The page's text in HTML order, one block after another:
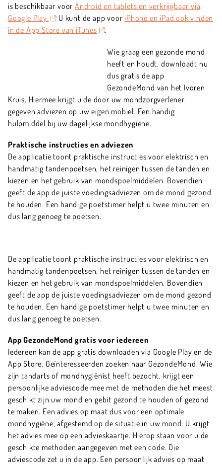
is beschikbaar voorAndroid en tablets en verkrijgbaar via
Google Play.
U kunt de app voor iPhone en iPad ook vinden
in de App Store van iTunes
.
Wie graag een gezonde mond
heeft en houdt, downloadt nu
dus gratis de app
GezondeMond van het Ivoren
Kruis. Hiermee krijgt u de door uw mondzorgverlener
gegeven adviezen op uw eigen mobiel. Een handig
hulpmiddel bij uw dagelijkse mondhygiëne.
Praktische instructies en adviezen
De applicatie toont praktische instructies voor elektrisch en
handmatig tandenpoetsen, het reinigen tussen de tanden en
kiezen en het gebruik van mondspoelmiddelen. Bovendien
geeft de app de juiste voedingsadviezen om de mond gezond
te houden. Een handige poetstimer helpt u twee minuten en
dus lang genoeg te poetsen.
De applicatie toont praktische instructies voor elektrisch en
handmatig tandenpoetsen, het reinigen tussen de tanden en
kiezen en het gebruik van mondspoelmiddelen. Bovendien
geeft de app de juiste voedingsadviezen om de mond gezond
te houden. Een handige poetstimer helpt u twee minuten en
dus lang genoeg te poetsen.
App GezondeMond gratis voor iedereen
Iedereen kan de app gratis downloaden via Google Play en de
App Store. Geïnteresseerden zoeken naar GezondeMond. Wie
zijn tandarts of mondhygiënist heeft bezocht, krijgt een
persoonlijke adviescode mee met de methoden die het meest
geschikt zijn uw mond en gebit gezond te houden of gezond
te maken. Een advies op maat dus voor een optimale
mondhygiëne, afgestemd op de situatie in uw mond. U krijgt
het advies mee op een advieskaartje. Hierop staan voor u de
geschikte methoden aangegeven met een code. Die
adviescode zet u in de app. Een persoonlijk advies op maat